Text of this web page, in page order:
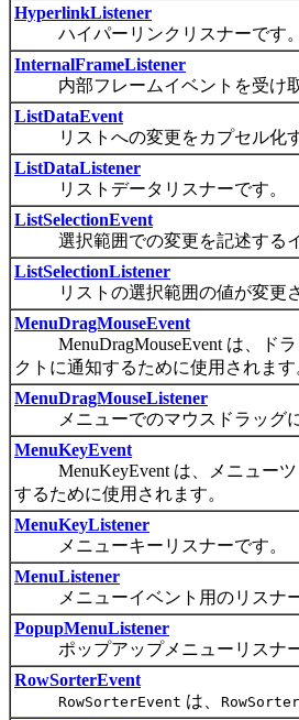
HyperlinkListener
ハイパーリンクリスナーです。
InternalFrameListener
内部フレームイベントを受け取
ListDataEvent
リストへの変更をカプセル化す
ListDataListener
リストデータリスナーです。
ListSelectionEvent
選択範囲での変更を記述するイ
ListSelectionListener
リストの選択範囲の値が変更さ
MenuDragMouseEvent
MenuDragMouseEvent は、ドラ
クトに通知するために使用されます
MenuDragMouseListener
メニューでのマウスドラッグに
MenuKeyEvent
MenuKeyEvent は、メニューツ
するために使用されます。
MenuKeyListener
メニューキーリスナーです。
MenuListener
メニューイベント用のリスナー
PopupMenuListener
ポップアップメニューリスナー
RowSorterEvent
RowSorterEvent は、 RowSorter